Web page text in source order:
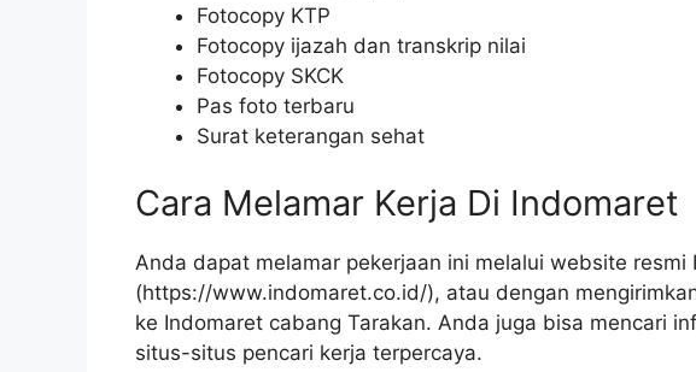
Fotocopy KTP
Fotocopy ijazah dan transkrip nilai
Fotocopy SKCK
Pas foto terbaru
Surat keterangan sehat
Cara Melamar Kerja Di Indomaret
Anda dapat melamar pekerjaan ini melalui website resmi
(https://www.indomaret.co.id/), atau dengan
ke Indomaret cabang Tarakan. Anda juga bisa mencari
situs-situs pencari kerja terpercaya.